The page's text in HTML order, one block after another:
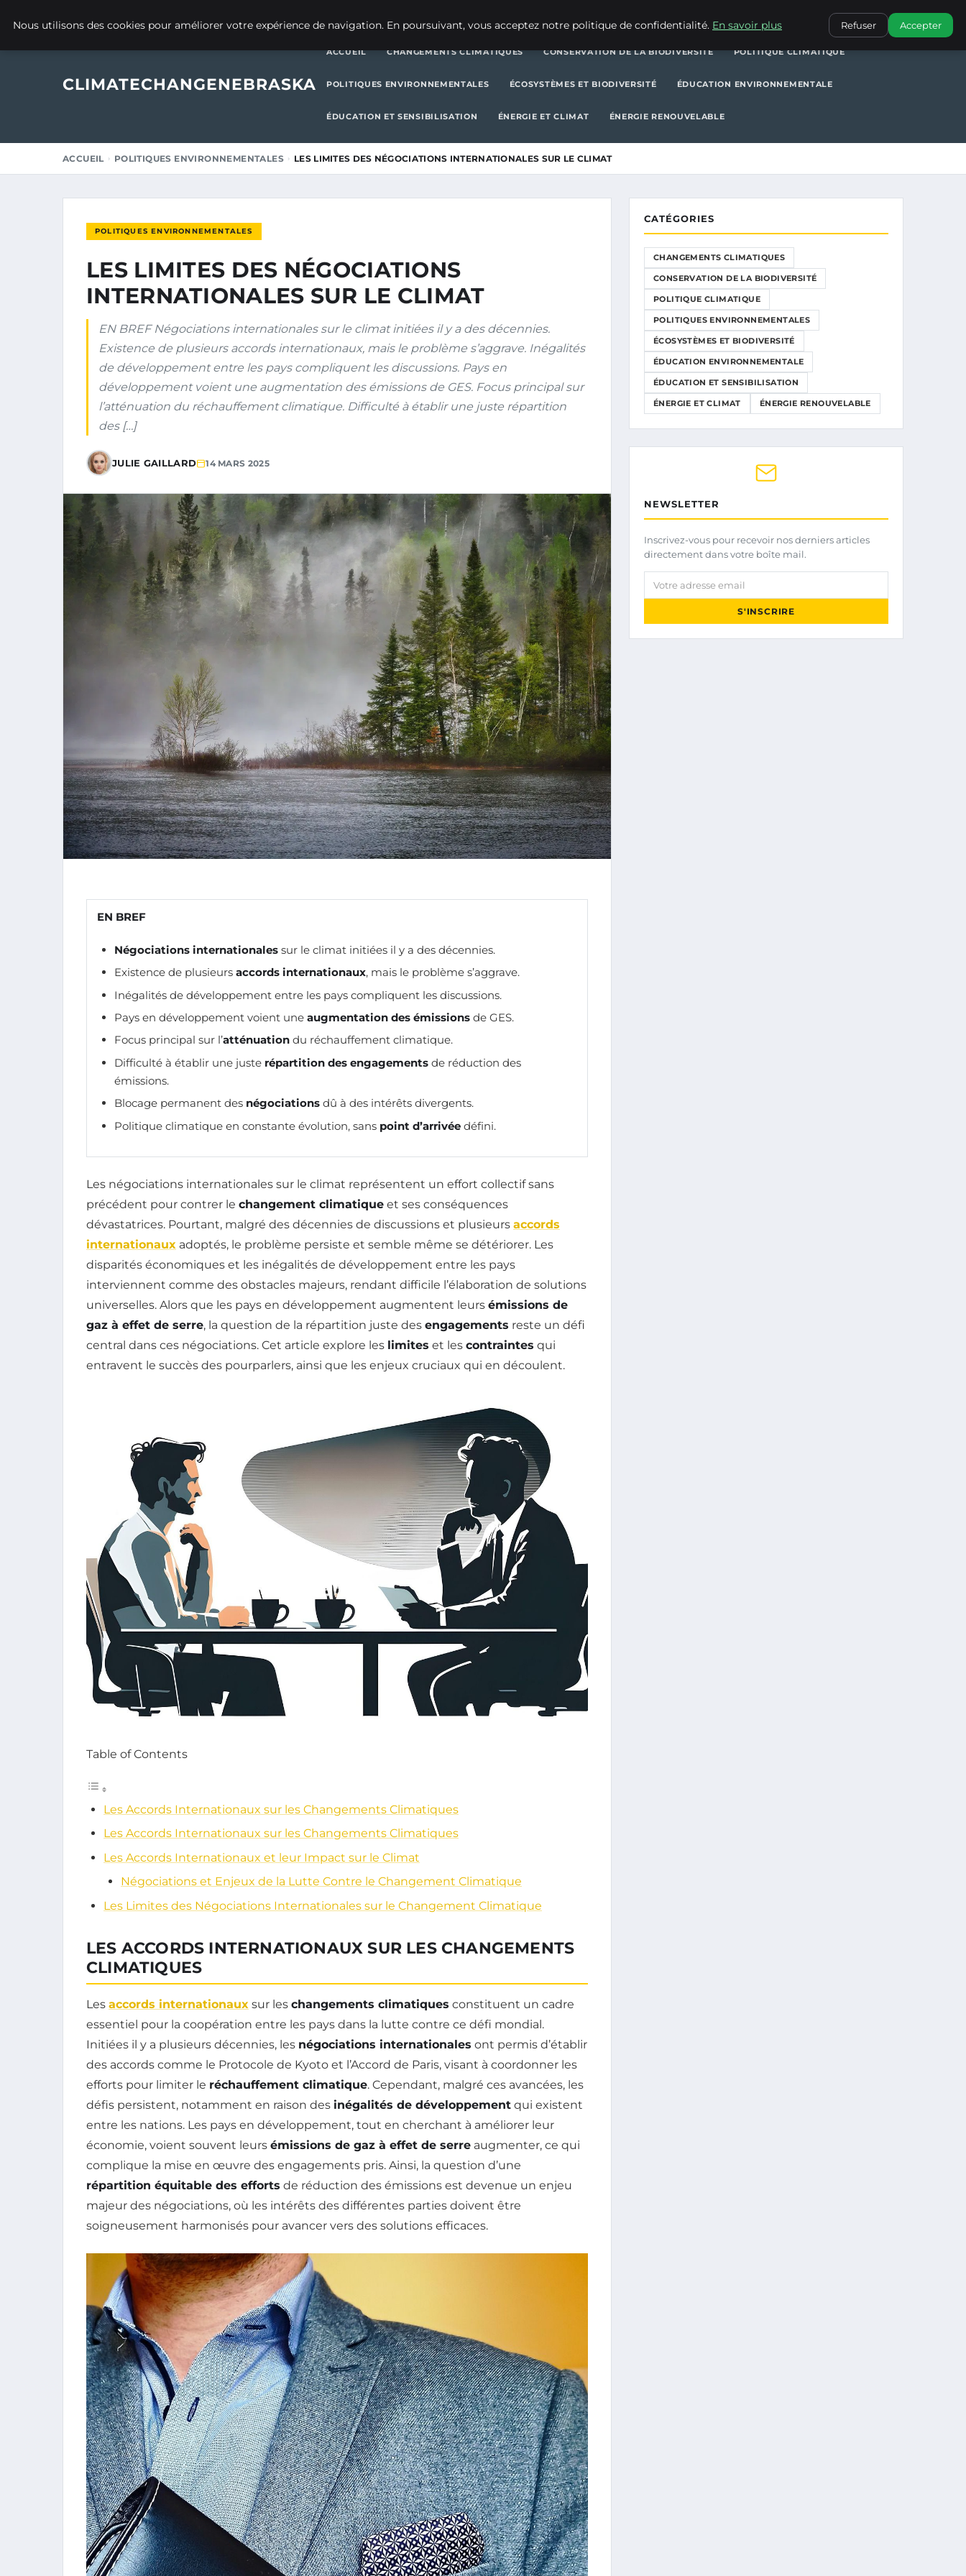
POLITIQUES ENVIRONNEMENTALES
CLIMATECHANGENEBRASKA
ACCUEIL CHANGEMENTS CLIMATIQUES CONSERVATION DE LA BIODIVERSITÉ POLITIQUE CLIMATIQUE
POLITIQUES ENVIRONNEMENTALES ÉCOSYSTÈMES ET BIODIVERSITÉ ÉDUCATION ENVIRONNEMENTALE
ÉDUCATION ET SENSIBILISATION ÉNERGIE ET CLIMAT ÉNERGIE RENOUVELABLE
ACCUEIL POLITIQUES ENVIRONNEMENTALES LES LIMITES DES NÉGOCIATIONS INTERNATIONALES SUR LE CLIMAT
POLITIQUES ENVIRONNEMENTALES
LES LIMITES DES NÉGOCIATIONS
INTERNATIONALES SUR LE CLIMAT
EN BREF Négociations internationales sur le climat initiées il y a des décennies.
Existence de plusieurs accords internationaux, mais le problème s’aggrave. Inégalités
de développement entre les pays compliquent les discussions. Pays en
développement voient une augmentation des émissions de GES. Focus principal sur
l’atténuation du réchauffement climatique. Difficulté à établir une juste répartition
des […]
JULIE GAILLARD 14 MARS 2025
EN BREF
Négociations internationales sur le climat initiées il y a des décennies.
Existence de plusieurs accords internationaux, mais le problème s’aggrave.
Inégalités de développement entre les pays compliquent les discussions.
Pays en développement voient une augmentation des émissions de GES.
Focus principal sur l’atténuation du réchauffement climatique.
Difficulté à établir une juste répartition des engagements de réduction des
émissions.
Blocage permanent des négociations dû à des intérêts divergents.
Politique climatique en constante évolution, sans point d’arrivée défini.
Les négociations internationales sur le climat représentent un effort collectif sans
précédent pour contrer le changement climatique et ses conséquences
dévastatrices. Pourtant, malgré des décennies de discussions et plusieurs accords
internationaux adoptés, le problème persiste et semble même se détériorer. Les
disparités économiques et les inégalités de développement entre les pays
interviennent comme des obstacles majeurs, rendant difficile l’élaboration de solutions
universelles. Alors que les pays en développement augmentent leurs émissions de
gaz à effet de serre, la question de la répartition juste des engagements reste un défi
central dans ces négociations. Cet article explore les limites et les contraintes qui
entravent le succès des pourparlers, ainsi que les enjeux cruciaux qui en découlent.
Table of Contents
Les Accords Internationaux sur les Changements Climatiques
Les Accords Internationaux sur les Changements Climatiques
Les Accords Internationaux et leur Impact sur le Climat
Négociations et Enjeux de la Lutte Contre le Changement Climatique
Les Limites des Négociations Internationales sur le Changement Climatique
LES ACCORDS INTERNATIONAUX SUR LES CHANGEMENTS
CLIMATIQUES
Les accords internationaux sur les changements climatiques constituent un cadre
essentiel pour la coopération entre les pays dans la lutte contre ce défi mondial.
Initiées il y a plusieurs décennies, les négociations internationales ont permis d’établir
des accords comme le Protocole de Kyoto et l’Accord de Paris, visant à coordonner les
efforts pour limiter le réchauffement climatique. Cependant, malgré ces avancées, les
défis persistent, notamment en raison des inégalités de développement qui existent
entre les nations. Les pays en développement, tout en cherchant à améliorer leur
économie, voient souvent leurs émissions de gaz à effet de serre augmenter, ce qui
complique la mise en œuvre des engagements pris. Ainsi, la question d’une
répartition équitable des efforts de réduction des émissions est devenue un enjeu
majeur des négociations, où les intérêts des différentes parties doivent être
soigneusement harmonisés pour avancer vers des solutions efficaces.
CATÉGORIES
CHANGEMENTS CLIMATIQUES
CONSERVATION DE LA BIODIVERSITÉ
POLITIQUE CLIMATIQUE
POLITIQUES ENVIRONNEMENTALES
ÉCOSYSTÈMES ET BIODIVERSITÉ
ÉDUCATION ENVIRONNEMENTALE
ÉDUCATION ET SENSIBILISATION
ÉNERGIE ET CLIMAT ÉNERGIE RENOUVELABLE
NEWSLETTER
Inscrivez-vous pour recevoir nos derniers articles
directement dans votre boîte mail.
Votre adresse email
S'INSCRIRE
Nous utilisons des cookies pour améliorer votre expérience de navigation. En poursuivant, vous acceptez notre politique de confidentialité. En savoir plus Refuser Accepter